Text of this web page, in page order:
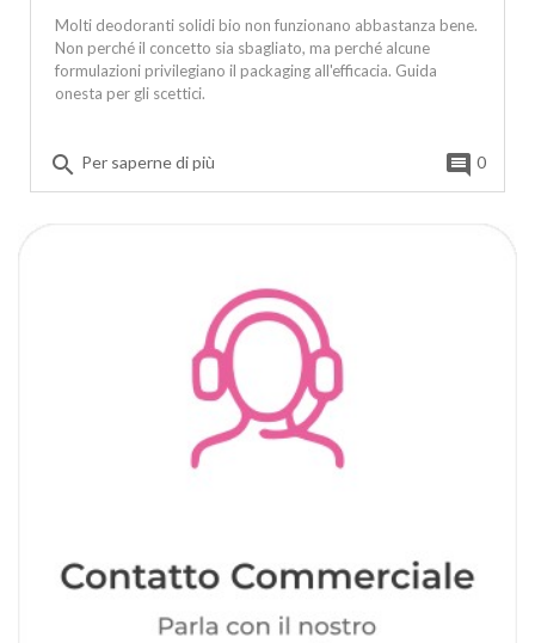
Molti deodoranti solidi bio non funzionano abbastanza bene.
Non perché il concetto sia sbagliato, ma perché alcune
formulazioni privilegiano il packaging all'efficacia. Guida
onesta per gli scettici.
search Per saperne di più comment 0